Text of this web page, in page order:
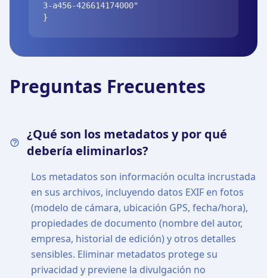
3-a456-426614174000"
}
Preguntas Frecuentes
¿Qué son los metadatos y por qué
debería eliminarlos?
Los metadatos son información oculta incrustada
en sus archivos, incluyendo datos EXIF en fotos
(modelo de cámara, ubicación GPS, fecha/hora),
propiedades de documento (nombre del autor,
empresa, historial de edición) y otros detalles
sensibles. Eliminar metadatos protege su
privacidad y previene la divulgación no